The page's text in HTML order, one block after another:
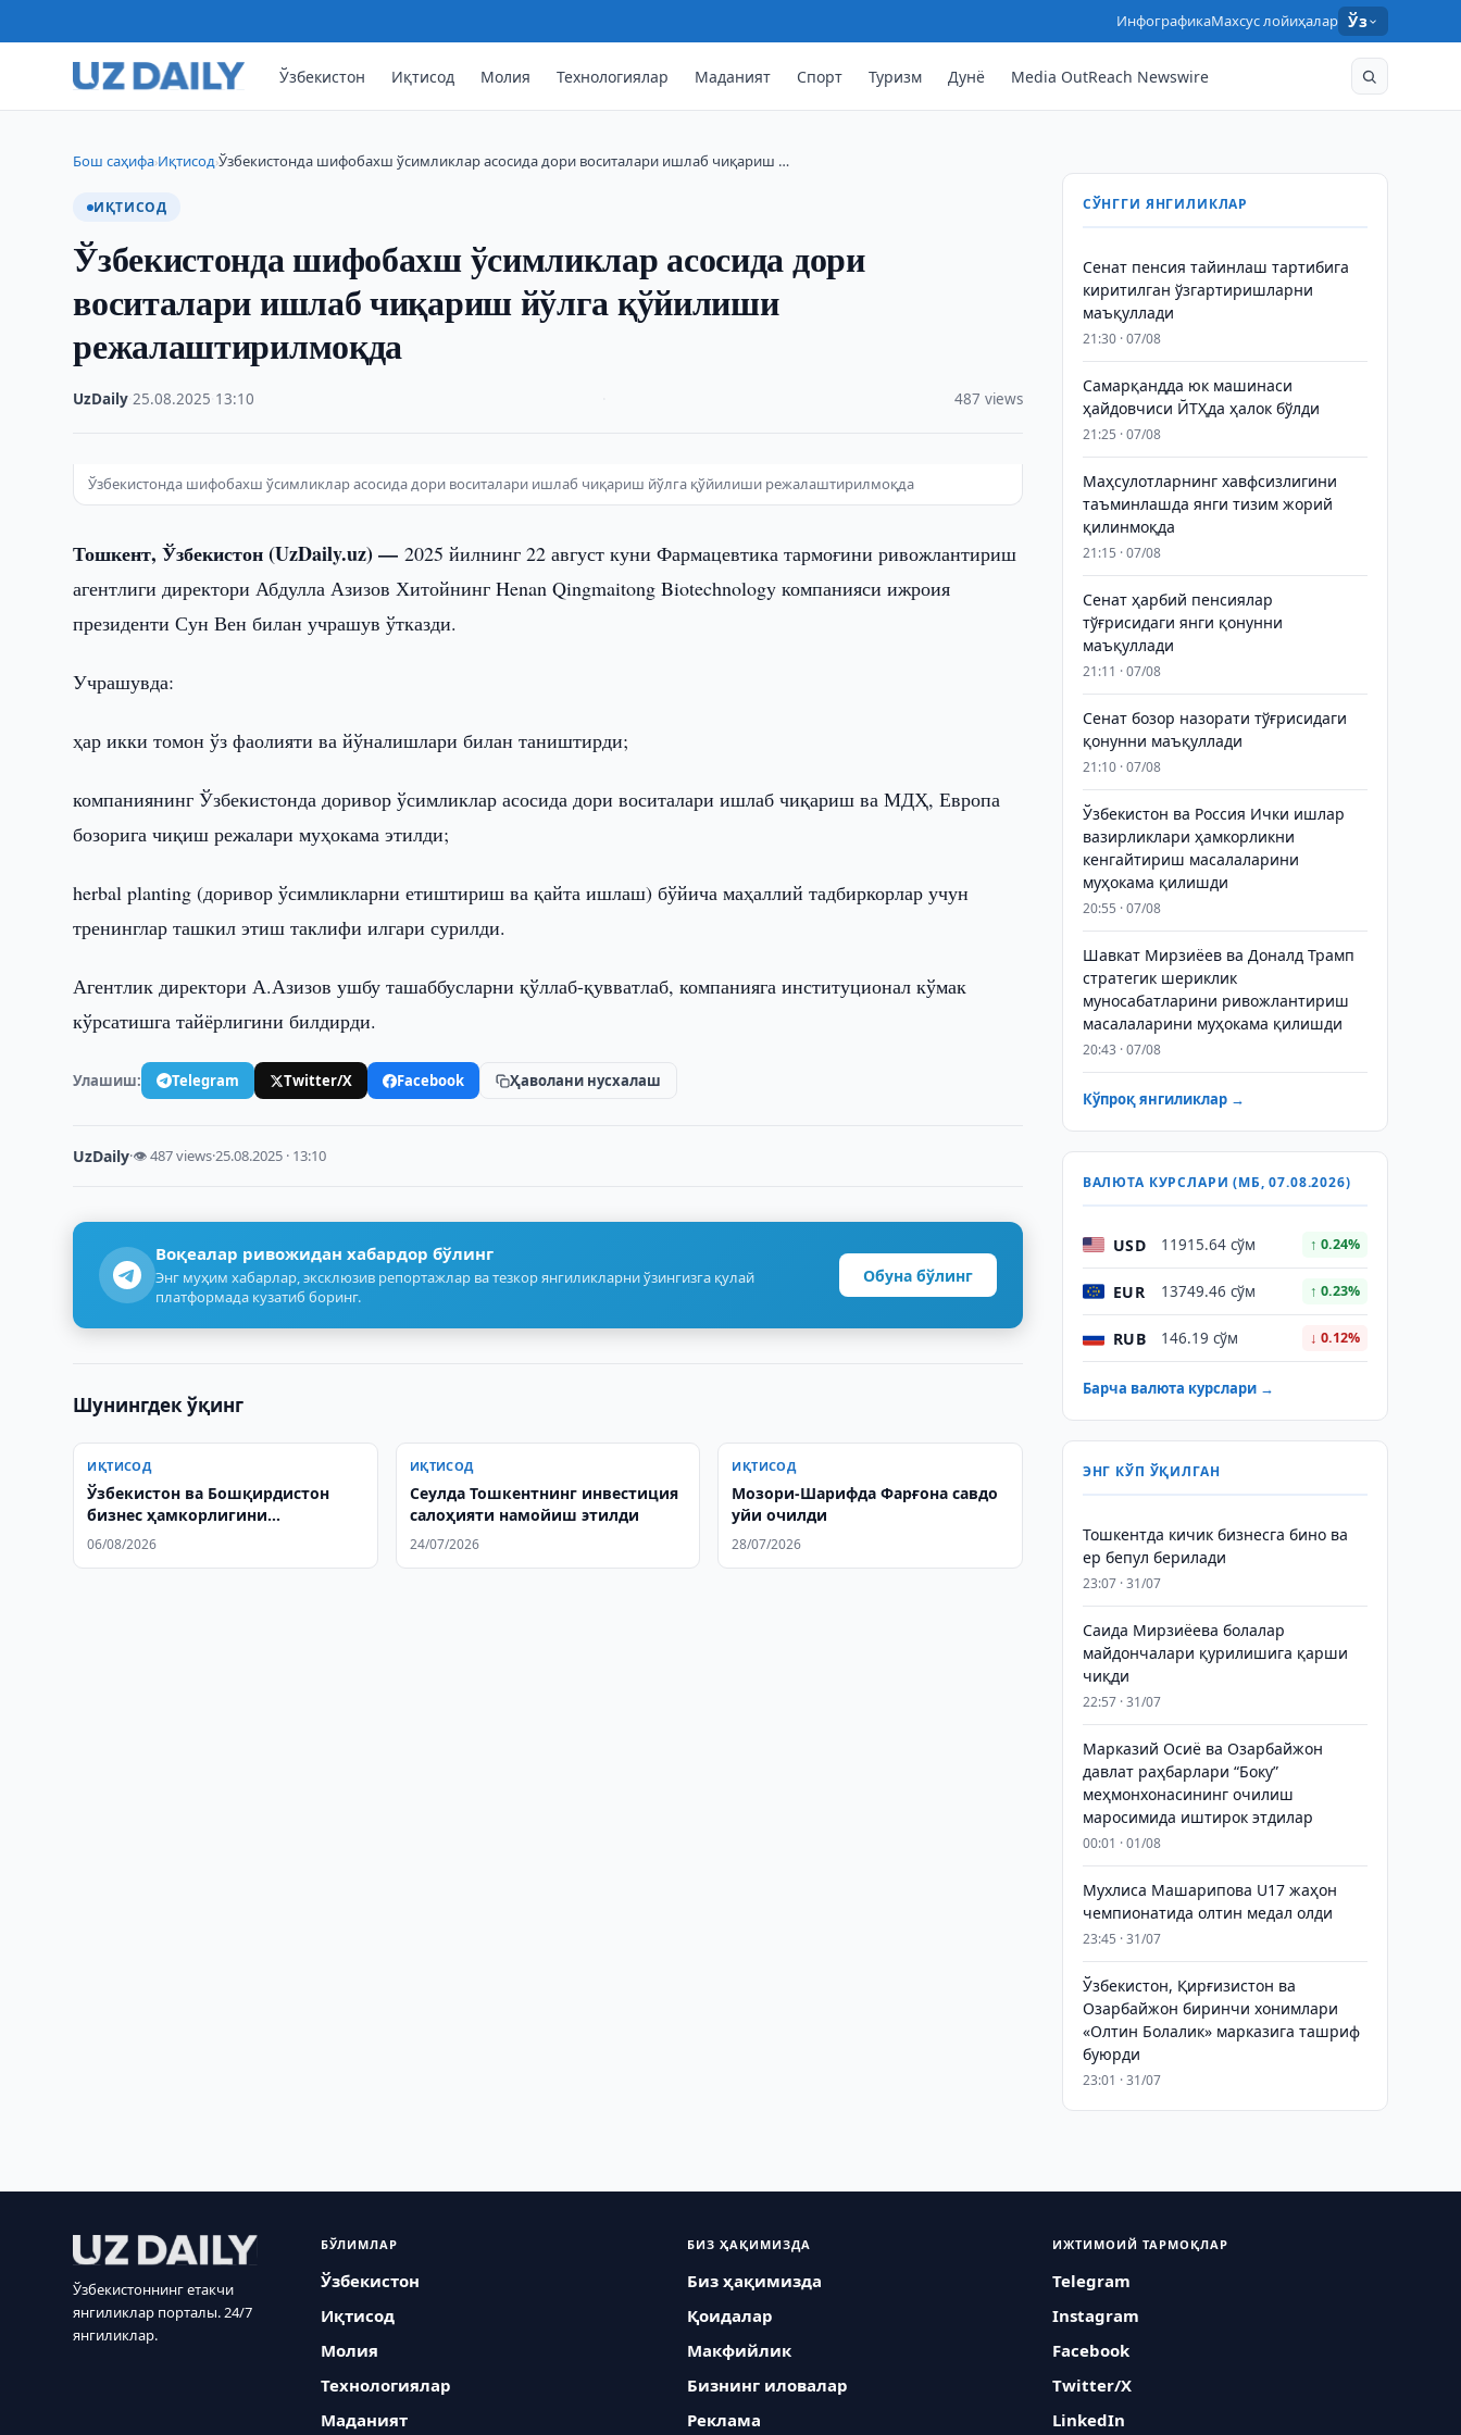
ИнфографикаМахсус лойиҳалар Ўз
Ўзбекистон Иқтисод Молия Технологиялар Маданият Спорт Туризм Дунё Media OutReach Newswire
Бош саҳифа›Иқтисод›Ўзбекистонда шифобахш ўсимликлар асосида дори воситалари ишлаб чиқариш …
ИҚТИСОД
Ўзбекистонда шифобахш ўсимликлар асосида дори
воситалари ишлаб чиқариш йўлга қўйилиши
режалаштирилмоқда
UzDaily ·25.08.2025 13:10 487 views
Ўзбекистонда шифобахш ўсимликлар асосида дори воситалари ишлаб чиқариш йўлга қўйилиши режалаштирилмоқда
Тошкент, Ўзбекистон (UzDaily.uz) —2025 йилнинг 22 август куни Фармацевтика тармоғини ривожлантириш
агентлиги директори Абдулла Азизов Хитойнинг Henan Qingmaitong Biotechnology компанияси ижроия
президенти Сун Вен билан учрашув ўтказди.
Учрашувда:
ҳар икки томон ўз фаолияти ва йўналишлари билан таништирди;
компаниянинг Ўзбекистонда доривор ўсимликлар асосида дори воситалари ишлаб чиқариш ва МДҲ, Европа
бозорига чиқиш режалари муҳокама этилди;
herbal planting (доривор ўсимликларни етиштириш ва қайта ишлаш) бўйича маҳаллий тадбиркорлар учун
тренинглар ташкил этиш таклифи илгари сурилди.
Агентлик директори А.Азизов ушбу ташаббусларни қўллаб-қувватлаб, компанияга институционал кўмак
кўрсатишга тайёрлигини билдирди.
Улашиш: Telegram Twitter/X Facebook Ҳаволани нусхалаш
UzDaily·👁 487 views·25.08.2025 · 13:10
Воқеалар ривожидан хабардор бўлинг
Энг муҳим хабарлар, эксклюзив репортажлар ва тезкор янгиликларни ўзингизга қулай
платформада кузатиб боринг.
Обуна бўлинг
Шунингдек ўқинг
ИҚТИСОД
Ўзбекистон ва Бошқирдистон
бизнес ҳамкорлигини
кенгайтиришга келишиб
06/08/2026
ИҚТИСОД
Сеулда Тошкентнинг инвестиция
салоҳияти намойиш этилди
24/07/2026
ИҚТИСОД
Мозори-Шарифда Фарғона савдо
уйи очилди
28/07/2026
СЎНГГИ ЯНГИЛИКЛАР
Сенат пенсия тайинлаш тартибига
киритилган ўзгартиришларни
маъқуллади
21:30 · 07/08
Самарқандда юк машинаси
ҳайдовчиси ЙТҲда ҳалок бўлди
21:25 · 07/08
Маҳсулотларнинг хавфсизлигини
таъминлашда янги тизим жорий
қилинмоқда
21:15 · 07/08
Сенат ҳарбий пенсиялар
тўғрисидаги янги қонунни
маъқуллади
21:11 · 07/08
Сенат бозор назорати тўғрисидаги
қонунни маъқуллади
21:10 · 07/08
Ўзбекистон ва Россия Ички ишлар
вазирликлари ҳамкорликни
кенгайтириш масалаларини
муҳокама қилишди
20:55 · 07/08
Шавкат Мирзиёев ва Доналд Трамп
стратегик шериклик
муносабатларини ривожлантириш
масалаларини муҳокама қилишди
20:43 · 07/08
Кўпроқ янгиликлар →
ВАЛЮТА КУРСЛАРИ (МБ, 07.08.2026)
USD 11915.64 сўм ↑ 0.24%
EUR 13749.46 сўм ↑ 0.23%
RUB 146.19 сўм ↓ 0.12%
Барча валюта курслари →
ЭНГ КЎП ЎҚИЛГАН
Тошкентда кичик бизнесга бино ва
ер бепул берилади
23:07 · 31/07
Саида Мирзиёева болалар
майдончалари қурилишига қарши
чиқди
22:57 · 31/07
Марказий Осиё ва Озарбайжон
давлат раҳбарлари “Боку”
меҳмонхонасининг очилиш
маросимида иштирок этдилар
00:01 · 01/08
Мухлиса Машарипова U17 жаҳон
чемпионатида олтин медал олди
23:45 · 31/07
Ўзбекистон, Қирғизистон ва
Озарбайжон биринчи хонимлари
«Олтин Болалик» марказига ташриф
буюрди
23:01 · 31/07
Ўзбекистоннинг етакчи
янгиликлар порталы. 24/7
янгиликлар.
БЎЛИМЛАР
Ўзбекистон
Иқтисод
Молия
Технологиялар
Маданият
БИЗ ҲАҚИМИЗДА
Биз ҳақимизда
Қоидалар
Макфийлик
Бизнинг иловалар
Реклама
ИЖТИМОИЙ ТАРМОҚЛАР
Telegram
Instagram
Facebook
Twitter/X
LinkedIn